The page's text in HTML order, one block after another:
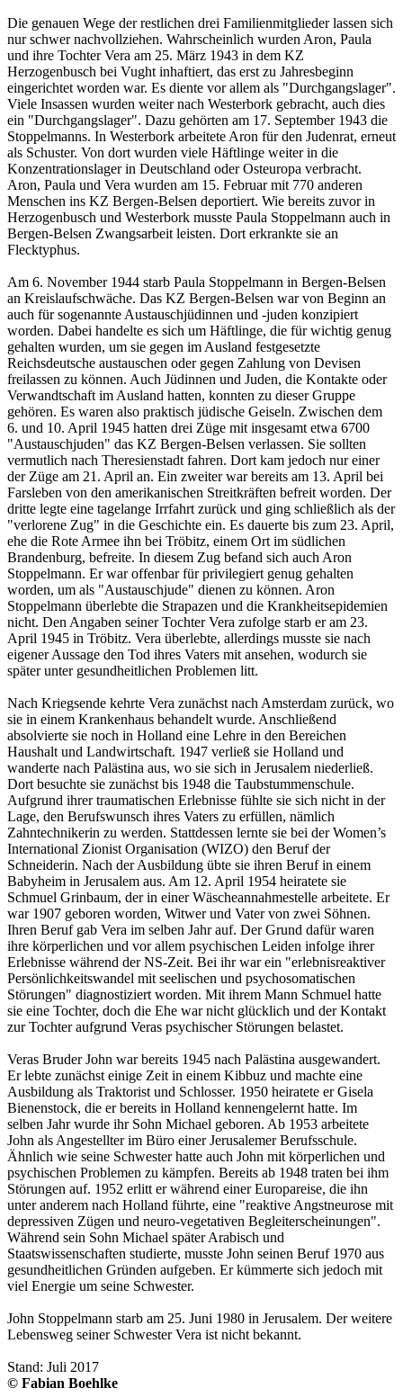
Die genauen Wege der restlichen drei Familienmitglieder lassen sich
nur schwer nachvollziehen. Wahrscheinlich wurden Aron, Paula
und ihre Tochter Vera am 25. März 1943 in dem KZ
Herzogenbusch bei Vught inhaftiert, das erst zu Jahresbeginn
eingerichtet worden war. Es diente vor allem als "Durchgangslager".
Viele Insassen wurden weiter nach Westerbork gebracht, auch dies
ein "Durchgangslager". Dazu gehörten am 17. September 1943 die
Stoppelmanns. In Westerbork arbeitete Aron für den Judenrat, erneut
als Schuster. Von dort wurden viele Häftlinge weiter in die
Konzentrationslager in Deutschland oder Osteuropa verbracht.
Aron, Paula und Vera wurden am 15. Februar mit 770 anderen
Menschen ins KZ Bergen-Belsen deportiert. Wie bereits zuvor in
Herzogenbusch und Westerbork musste Paula Stoppelmann auch in
Bergen-Belsen Zwangsarbeit leisten. Dort erkrankte sie an
Flecktyphus.
Am 6. November 1944 starb Paula Stoppelmann in Bergen-Belsen
an Kreislaufschwäche. Das KZ Bergen-Belsen war von Beginn an
auch für sogenannte Austauschjüdinnen und -juden konzipiert
worden. Dabei handelte es sich um Häftlinge, die für wichtig genug
gehalten wurden, um sie gegen im Ausland festgesetzte
Reichsdeutsche austauschen oder gegen Zahlung von Devisen
freilassen zu können. Auch Jüdinnen und Juden, die Kontakte oder
Verwandtschaft im Ausland hatten, konnten zu dieser Gruppe
gehören. Es waren also praktisch jüdische Geiseln. Zwischen dem
6. und 10. April 1945 hatten drei Züge mit insgesamt etwa 6700
"Austauschjuden" das KZ Bergen-Belsen verlassen. Sie sollten
vermutlich nach Theresienstadt fahren. Dort kam jedoch nur einer
der Züge am 21. April an. Ein zweiter war bereits am 13. April bei
Farsleben von den amerikanischen Streitkräften befreit worden. Der
dritte legte eine tagelange Irrfahrt zurück und ging schließlich als der
"verlorene Zug" in die Geschichte ein. Es dauerte bis zum 23. April,
ehe die Rote Armee ihn bei Tröbitz, einem Ort im südlichen
Brandenburg, befreite. In diesem Zug befand sich auch Aron
Stoppelmann. Er war offenbar für privilegiert genug gehalten
worden, um als "Austauschjude" dienen zu können. Aron
Stoppelmann überlebte die Strapazen und die Krankheitsepidemien
nicht. Den Angaben seiner Tochter Vera zufolge starb er am 23.
April 1945 in Tröbitz. Vera überlebte, allerdings musste sie nach
eigener Aussage den Tod ihres Vaters mit ansehen, wodurch sie
später unter gesundheitlichen Problemen litt.
Nach Kriegsende kehrte Vera zunächst nach Amsterdam zurück, wo
sie in einem Krankenhaus behandelt wurde. Anschließend
absolvierte sie noch in Holland eine Lehre in den Bereichen
Haushalt und Landwirtschaft. 1947 verließ sie Holland und
wanderte nach Palästina aus, wo sie sich in Jerusalem niederließ.
Dort besuchte sie zunächst bis 1948 die Taubstummenschule.
Aufgrund ihrer traumatischen Erlebnisse fühlte sie sich nicht in der
Lage, den Berufswunsch ihres Vaters zu erfüllen, nämlich
Zahntechnikerin zu werden. Stattdessen lernte sie bei der Women’s
International Zionist Organisation (WIZO) den Beruf der
Schneiderin. Nach der Ausbildung übte sie ihren Beruf in einem
Babyheim in Jerusalem aus. Am 12. April 1954 heiratete sie
Schmuel Grinbaum, der in einer Wäscheannahmestelle arbeitete. Er
war 1907 geboren worden, Witwer und Vater von zwei Söhnen.
Ihren Beruf gab Vera im selben Jahr auf. Der Grund dafür waren
ihre körperlichen und vor allem psychischen Leiden infolge ihrer
Erlebnisse während der NS-Zeit. Bei ihr war ein "erlebnisreaktiver
Persönlichkeitswandel mit seelischen und psychosomatischen
Störungen" diagnostiziert worden. Mit ihrem Mann Schmuel hatte
sie eine Tochter, doch die Ehe war nicht glücklich und der Kontakt
zur Tochter aufgrund Veras psychischer Störungen belastet.
Veras Bruder John war bereits 1945 nach Palästina ausgewandert.
Er lebte zunächst einige Zeit in einem Kibbuz und machte eine
Ausbildung als Traktorist und Schlosser. 1950 heiratete er Gisela
Bienenstock, die er bereits in Holland kennengelernt hatte. Im
selben Jahr wurde ihr Sohn Michael geboren. Ab 1953 arbeitete
John als Angestellter im Büro einer Jerusalemer Berufsschule.
Ähnlich wie seine Schwester hatte auch John mit körperlichen und
psychischen Problemen zu kämpfen. Bereits ab 1948 traten bei ihm
Störungen auf. 1952 erlitt er während einer Europareise, die ihn
unter anderem nach Holland führte, eine "reaktive Angstneurose mit
depressiven Zügen und neuro-vegetativen Begleiterscheinungen".
Während sein Sohn Michael später Arabisch und
Staatswissenschaften studierte, musste John seinen Beruf 1970 aus
gesundheitlichen Gründen aufgeben. Er kümmerte sich jedoch mit
viel Energie um seine Schwester.
John Stoppelmann starb am 25. Juni 1980 in Jerusalem. Der weitere
Lebensweg seiner Schwester Vera ist nicht bekannt.
Stand: Juli 2017
© Fabian Boehlke